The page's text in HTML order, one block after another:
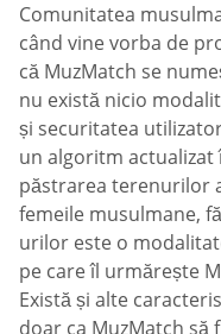
Comunitatea
când vine vorba de
că MuzMatch se
nu există nicio
și securitatea
un algoritm
păstrarea terenurilor
femeile musulmane,
urilor este o
pe care îl urmărește
Există și alte
doar ca MuzMatch să